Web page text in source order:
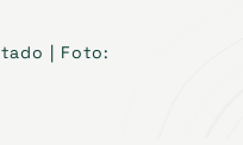
| Foto: